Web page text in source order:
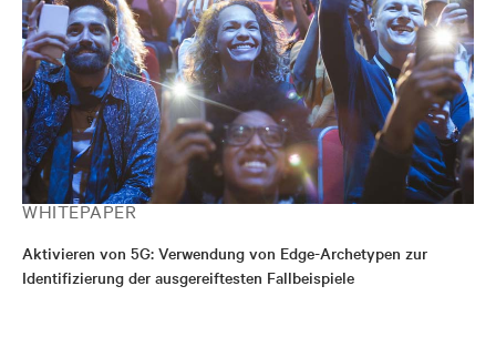
WHITEPAPER
Aktivieren von 5G: Verwendung von Edge-Archetypen zur
Identifizierung der ausgereiftesten Fallbeispiele